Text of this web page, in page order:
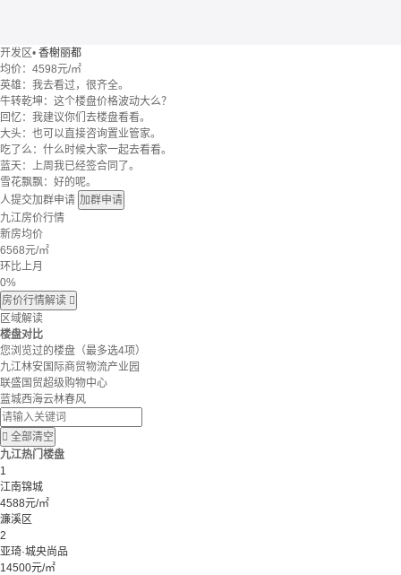
开发区• 香榭丽都
均价： 4598元/㎡
英雄：我去看过，很齐全。
牛转乾坤：这个楼盘价格波动大么？
回忆：我建议你们去楼盘看看。
大头：也可以直接咨询置业管家。
吃了么：什么时候大家一起去看看。
蓝天：上周我已经签合同了。
雪花飘飘：好的呢。
人提交加群申请 加群申请
九江房价行情
新房均价
6568元/㎡
环比上月
0%
房价行情解读 
区域解读
楼盘对比
您浏览过的楼盘 （最多选4项）
九江林安国际商贸物流产业园
联盛国贸超级购物中心
蓝城西海云林春风
 全部清空
九江热门楼盘
1
江南锦城
4588元/㎡
濂溪区
2
亚琦·城央尚品
14500元/㎡